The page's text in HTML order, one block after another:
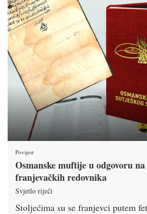
Povijest
Osmanske muftije u odgovoru
franjevačkih redovnika
Svjetlo riječi
Stoljećima su se franjevci putem